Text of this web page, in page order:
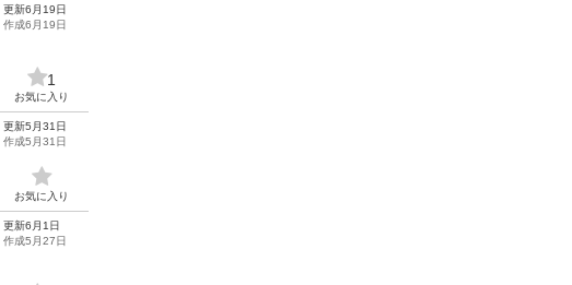
更新6月19日
作成6月19日
1
お気に入り
更新5月31日
作成5月31日
お気に入り
更新6月1日
作成5月27日